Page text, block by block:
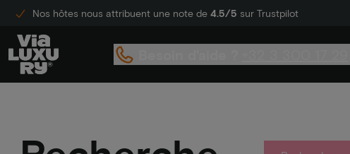
Nos hôtes nous attribuent une note de 4.5/5 sur Trustpilot